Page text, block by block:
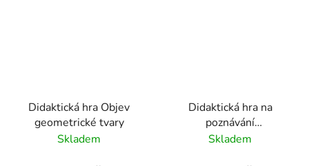
Didaktická hra Objev
geometrické tvary
Skladem
Didaktická hra na
poznávání
geometrických tvarů a
Skladem